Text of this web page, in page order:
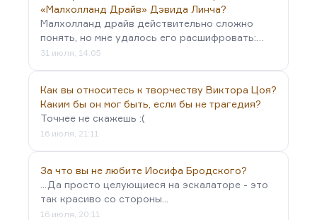
«Малхолланд Драйв» Дэвида Линча?
Малхолланд драйв действительно сложно
понять, но мне удалось его расшифровать:…
31 июля, 14:05
Как вы относитесь к творчеству Виктора Цоя?
Каким бы он мог быть, если бы не трагедия?
Точнее не скажешь :(
16 июля, 21:11
За что вы не любите Иосифа Бродского?
...Да просто целующиеся на эскалаторе - это
так красиво со стороны...
16 июля, 20:11